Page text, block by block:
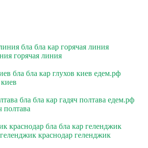
бла бла кар горячая линия
горячая линия
бла бла кар глухов киев едем.рф
бла бла кар гадяч полтава едем.рф
полтава
краснодар бла бла кар геленджик
краснодар геленджик